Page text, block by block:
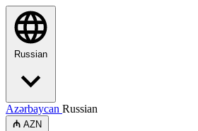
Russian
Azərbaycan Russian
₼ AZN